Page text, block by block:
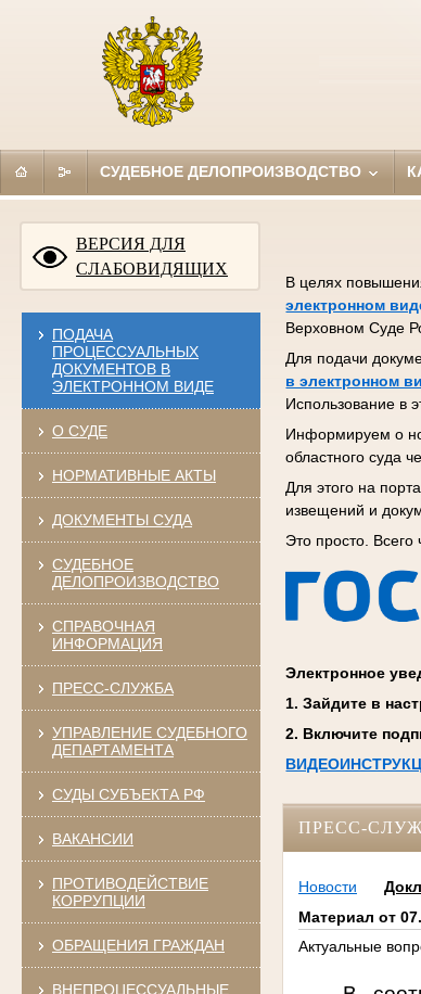
СУДЕБНОЕ ДЕЛОПРОИЗВОДСТВО
ВЕРСИЯ ДЛЯ
СЛАБОВИДЯЩИХ
ПОДАЧА
ПРОЦЕССУАЛЬНЫХ
ДОКУМЕНТОВ В
ЭЛЕКТРОННОМ ВИДЕ
О СУДЕ
НОРМАТИВНЫЕ АКТЫ
ДОКУМЕНТЫ СУДА
СУДЕБНОЕ
ДЕЛОПРОИЗВОДСТВО
СПРАВОЧНАЯ
ИНФОРМАЦИЯ
ПРЕСС-СЛУЖБА
УПРАВЛЕНИЕ СУДЕБНОГО
ДЕПАРТАМЕНТА
СУДЫ СУБЪЕКТА РФ
ВАКАНСИИ
ПРОТИВОДЕЙСТВИЕ
КОРРУПЦИИ
ОБРАЩЕНИЯ ГРАЖДАН
ВНЕПРОЦЕССУАЛЬНЫЕ
В целях
электронном
Верховном Суде
Для подачи
в электронном
Использование в
Информируем о
областного суда
Для этого на
извещений и
Это просто.
Электронное
1. Зайдите в
2. Включите
ПРЕСС-
Новости
Материал от
Актуальные